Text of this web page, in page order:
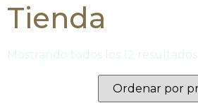
Tienda
Mostrando todos los 12 resultados